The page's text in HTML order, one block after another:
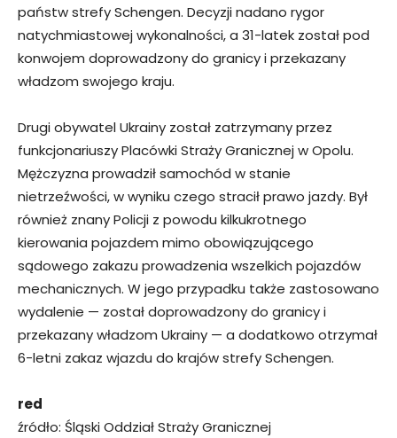
państw strefy Schengen. Decyzji nadano rygor
natychmiastowej wykonalności, a 31-latek został pod
konwojem doprowadzony do granicy i przekazany
władzom swojego kraju.
Drugi obywatel Ukrainy został zatrzymany przez
funkcjonariuszy Placówki Straży Granicznej w Opolu.
Mężczyzna prowadził samochód w stanie
nietrzeźwości, w wyniku czego stracił prawo jazdy. Był
również znany Policji z powodu kilkukrotnego
kierowania pojazdem mimo obowiązującego
sądowego zakazu prowadzenia wszelkich pojazdów
mechanicznych. W jego przypadku także zastosowano
wydalenie — został doprowadzony do granicy i
przekazany władzom Ukrainy — a dodatkowo otrzymał
6-letni zakaz wjazdu do krajów strefy Schengen.
red
źródło: Śląski Oddział Straży Granicznej